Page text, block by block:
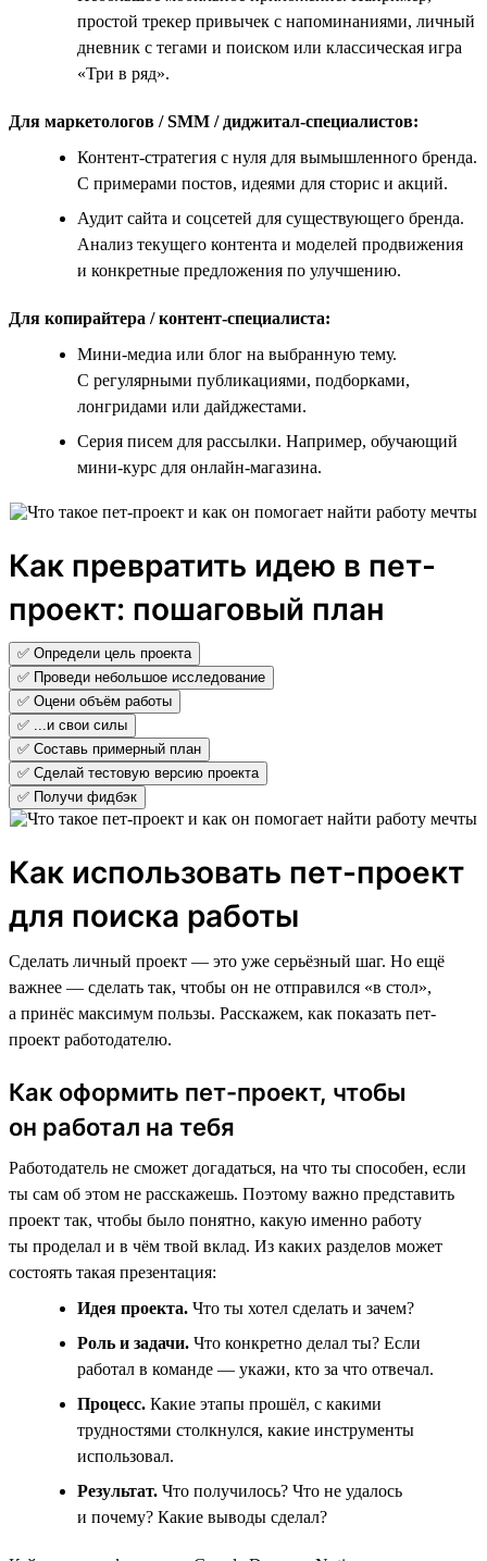
простой трекер привычек с напоминаниями, личный
дневник с тегами и поиском или классическая игра
«Три в ряд».
Для маркетологов / SMM / диджитал-специалистов:
Контент-стратегия с нуля для вымышленного бренда.
С примерами постов, идеями для сторис и акций.
Аудит сайта и соцсетей для существующего бренда.
Анализ текущего контента и моделей продвижения
и конкретные предложения по улучшению.
Для копирайтера / контент-специалиста:
Мини-медиа или блог на выбранную тему.
С регулярными публикациями, подборками,
лонгридами или дайджестами.
Серия писем для рассылки. Например, обучающий
мини-курс для онлайн-магазина.
Как превратить идею в пет-
проект: пошаговый план
✅ Определи цель проекта
✅ Проведи небольшое исследование
✅ Оцени объём работы
✅ ...и свои силы
✅ Составь примерный план
✅ Сделай тестовую версию проекта
✅ Получи фидбэк
Как использовать пет-проект
для поиска работы
Сделать личный проект — это уже серьёзный шаг. Но ещё
важнее — сделать так, чтобы он не отправился «в стол»,
а принёс максимум пользы. Расскажем, как показать пет-
проект работодателю.
Как оформить пет-проект, чтобы
он работал на тебя
Работодатель не сможет догадаться, на что ты способен, если
ты сам об этом не расскажешь. Поэтому важно представить
проект так, чтобы было понятно, какую именно работу
ты проделал и в чём твой вклад. Из каких разделов может
состоять такая презентация:
Идея проекта. Что ты хотел сделать и зачем?
Роль и задачи. Что конкретно делал ты? Если
работал в команде — укажи, кто за что отвечал.
Процесс. Какие этапы прошёл, с какими
трудностями столкнулся, какие инструменты
использовал.
Результат. Что получилось? Что не удалось
и почему? Какие выводы сделал?